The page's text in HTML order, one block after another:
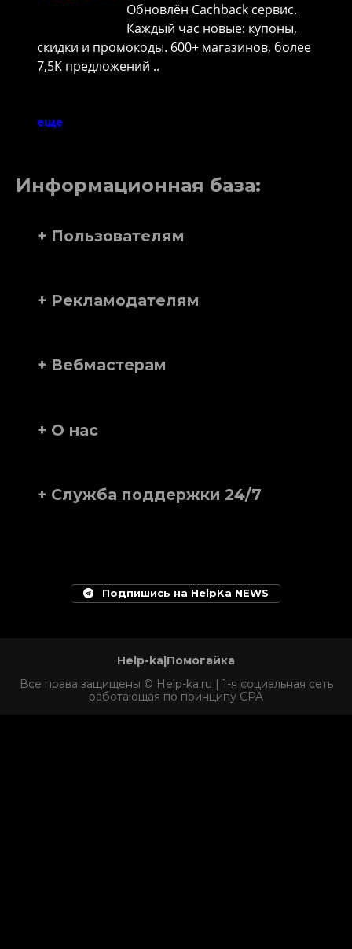
Обновлён Cachback сервис.
Каждый час новые: купоны,
скидки и промокоды. 600+ магазинов, более
7,5K предложений ..
еще
Информационная база:
+ Пользователям
+ Рекламодателям
+ Вебмастерам
+ О нас
+ Служба поддержки 24/7
Подпишись на HelpKa NEWS
Help-ka|Помогайка
Все права защищены © Help-ka.ru | 1-я социальная сеть
работающая по принципу CPA